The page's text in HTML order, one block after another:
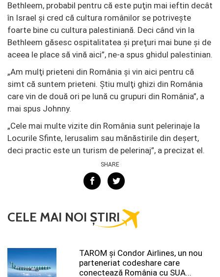
Bethleem, probabil pentru că este puţin mai ieftin decât
în Israel şi cred că cultura românilor se potriveşte
foarte bine cu cultura palestiniană. Deci când vin la
Bethleem găsesc ospitalitatea şi preţuri mai bune şi de
aceea le place să vină aici”, ne-a spus ghidul palestinian.
„Am mulţi prieteni din România şi vin aici pentru că
simt că suntem prieteni. Ştiu mulţi ghizi din România
care vin de două ori pe lună cu grupuri din România”, a
mai spus Johnny.
„Cele mai multe vizite din România sunt pelerinaje la
Locurile Sfinte, Ierusalim sau mănăstirile din deşert,
deci practic este un turism de pelerinaj”, a precizat el.
SHARE
CELE MAI NOI ȘTIRI
TAROM şi Condor Airlines, un nou
parteneriat codeshare care
conectează România cu SUA...